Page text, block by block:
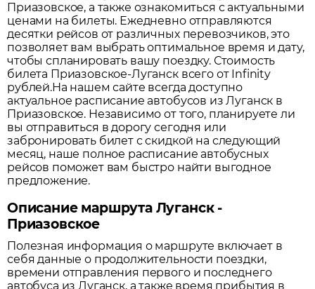
Приазовское, а также ознакомиться с актуальными
ценами на билеты. Ежедневно отправляются
десятки рейсов от различных перевозчиков, это
позволяет вам выбрать оптимальное время и дату,
чтобы спланировать вашу поездку. Стоимость
билета Приазовское-Луганск всего от Infinity
рублей.На нашем сайте всегда доступно
актуальное расписание автобусов изЛуганск в
Приазовское. Независимо от того, планируете ли
вы отправиться в дорогу сегодня или
забронировать билет с скидкой на следующий
месяц, наше полное расписание автобусных
рейсов поможет вам быстро найти выгодное
предложение.
Описание маршрута Луганск -
Приазовское
Полезная информация о маршруте включает в
себя данные о продолжительности поездки,
времени отправления первого и последнего
автобуса изЛуганск, а также время прибытия в